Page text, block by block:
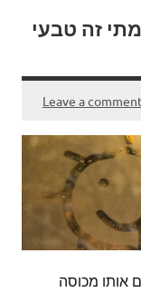
זה טבעי
Leave a comment
אותו מכוסה